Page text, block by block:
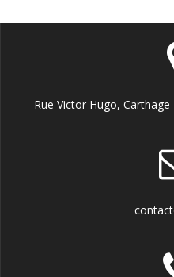
Rue Victor Hugo,